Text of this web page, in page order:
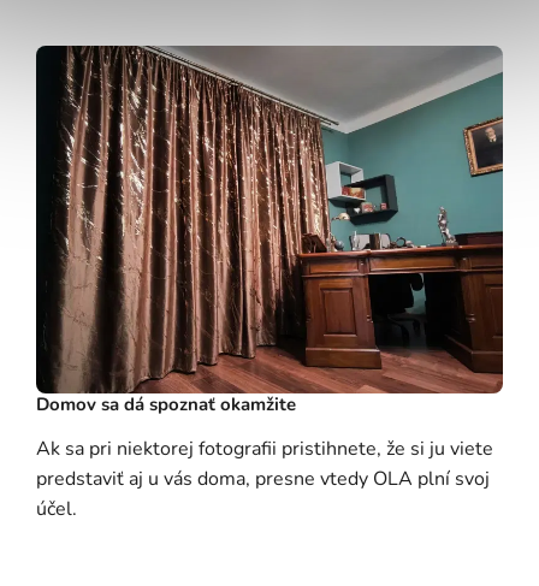
Domov sa dá spoznať okamžite
Ak sa pri niektorej fotografii pristihnete, že si ju viete
predstaviť aj u vás doma, presne vtedy OLA plní svoj
účel.